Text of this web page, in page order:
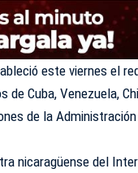
este viernes el
Cuba, Venezuela,
de la
nicaragüense del